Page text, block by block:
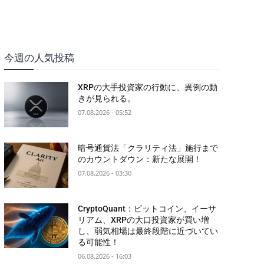
今週の人気投稿
XRPの大手投資家の行動に、異例の動
きが見られる。
07.08.2026 - 05:52
暗号通貨法「クラリティ法」施行まで
のカウントダウン：新たな展開！
07.08.2026 - 03:30
CryptoQuant：ビットコイン、イーサ
リアム、XRPの大口投資家が買い増
し、弱気相場は最終段階に近づいてい
る可能性！
06.08.2026 - 16:03